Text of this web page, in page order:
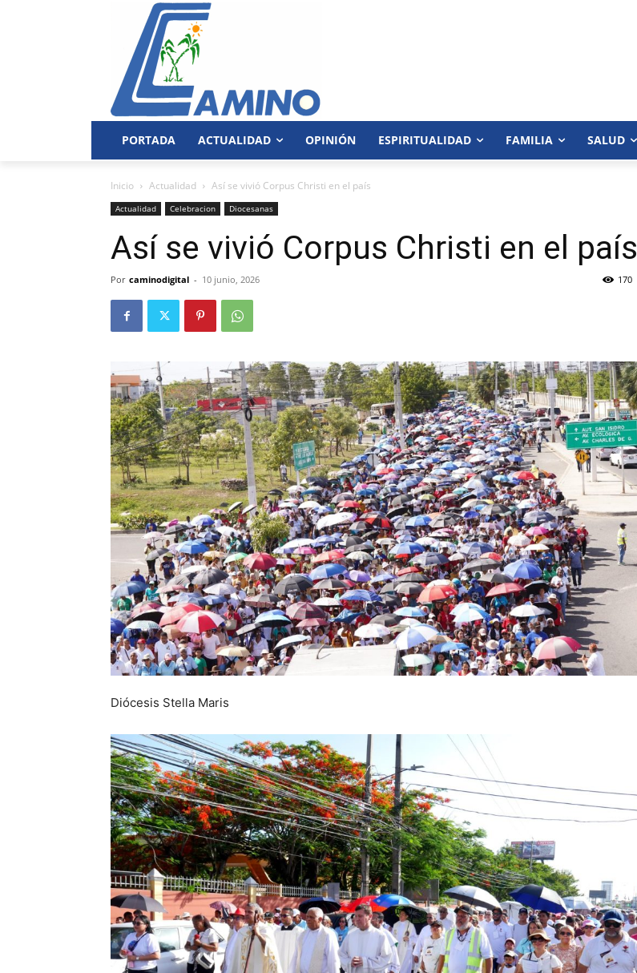
PORTADA ACTUALIDAD OPINIÓN ESPIRITUALIDAD FAMILIA SALUD
Inicio Actualidad Así se vivió Corpus Christi en el país
Actualidad Celebracion Diocesanas
Así se vivió Corpus Christi en el país
Por caminodigital - 10 junio, 2026 170
Diócesis Stella Maris